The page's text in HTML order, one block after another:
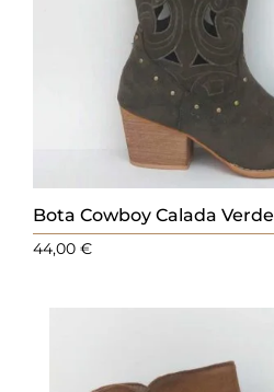
Bota Cowboy Calada Verde
44,00€